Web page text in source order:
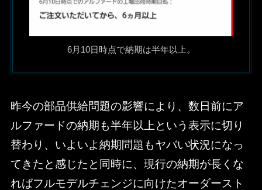
6月10日時点で納期は半年以上。
昨今の部品供給問題の影響により、数日前にア
ルファードの納期も半年以上という表示に切り
替わり、いよいよ納期問題もヤバい状況になっ
てきたと感じたと同時に、現行の納期が長くな
ればフルモデルチェンジに向けたオーダースト